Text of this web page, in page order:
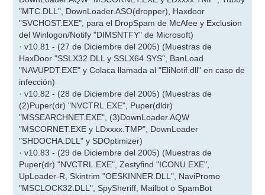
"MTC.DLL", DownLoader.ASO(dropper), Haxdoor
"SVCHOST.EXE", para el DropSpam de McAfee y Exclusion
del Winlogon/Notify "DIMSNTFY" de Microsoft)
· v10.81 - (27 de Diciembre del 2005) (Muestras de
HaxDoor "SSLX32.DLL y SSLX64.SYS", BanLoad
"NAVUPDT.EXE" y Colaca llamada al "EliNotif.dll" en caso de
infección)
· v10.82 - (28 de Diciembre del 2005) (Muestras de
(2)Puper(dr) "NVCTRL.EXE", Puper(dldr)
"MSSEARCHNET.EXE", (3)DownLoader.AQW
"MSCORNET.EXE y LDxxxx.TMP", DownLoader
"SHDOCHA.DLL" y SDOptimizer)
· v10.83 - (29 de Diciembre del 2005) (Muestras de
Puper(dr) "NVCTRL.EXE", Zestyfind "ICONU.EXE",
UpLoader-R, Skintrim "OESKINNER.DLL", NaviPromo
"MSCLOCK32.DLL", SpySheriff, Mailbot o SpamBot